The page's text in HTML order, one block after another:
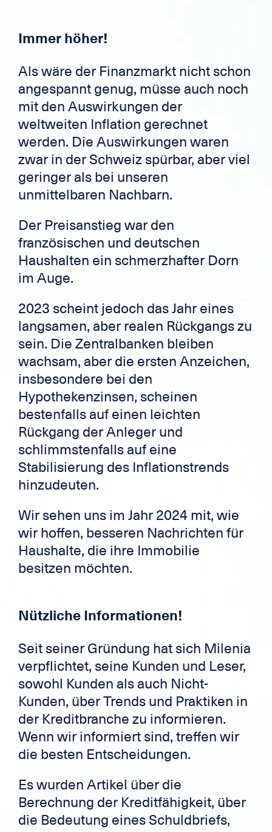
Immer höher!
Als wäre der Finanzmarkt nicht schon
angespannt genug, müsse auch noch
mit den Auswirkungen der
weltweiten Inflation gerechnet
werden. Die Auswirkungen waren
zwar in der Schweiz spürbar, aber viel
geringer als bei unseren
unmittelbaren Nachbarn.
Der Preisanstieg war den
französischen und deutschen
Haushalten ein schmerzhafter Dorn
im Auge.
2023 scheint jedoch das Jahr eines
langsamen, aber realen Rückgangs zu
sein. Die Zentralbanken bleiben
wachsam, aber die ersten Anzeichen,
insbesondere bei den
Hypothekenzinsen, scheinen
bestenfalls auf einen leichten
Rückgang der Anleger und
schlimmstenfalls auf eine
Stabilisierung des Inflationstrends
hinzudeuten.
Wir sehen uns im Jahr 2024 mit, wie
wir hoffen, besseren Nachrichten für
Haushalte, die ihre Immobilie
besitzen möchten.
Nützliche Informationen!
Seit seiner Gründung hat sich Milenia
verpflichtet, seine Kunden und Leser,
sowohl Kunden als auch Nicht-
Kunden, über Trends und Praktiken in
der Kreditbranche zu informieren.
Wenn wir informiert sind, treffen wir
die besten Entscheidungen.
Es wurden Artikel über die
Berechnung der Kreditfähigkeit, über
die Bedeutung eines Schuldbriefs,